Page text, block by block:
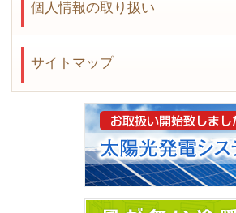
個人情報の取り扱い
サイトマップ